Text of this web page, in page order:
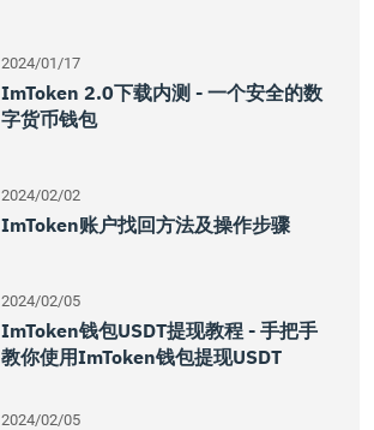
2024/01/17
ImToken 2.0下载内测 - 一个安全的数
字货币钱包
2024/02/02
ImToken账户找回方法及操作步骤
2024/02/05
ImToken钱包USDT提现教程 - 手把手
教你使用imToken钱包提现USDT
2024/02/05